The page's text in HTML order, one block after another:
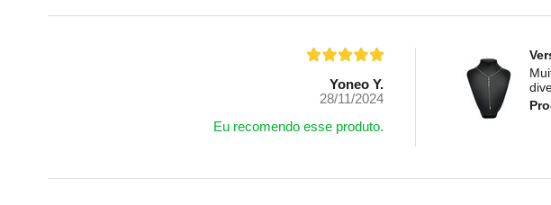
Yoneo Y.
28/11/2024
Eu recomendo esse produto.